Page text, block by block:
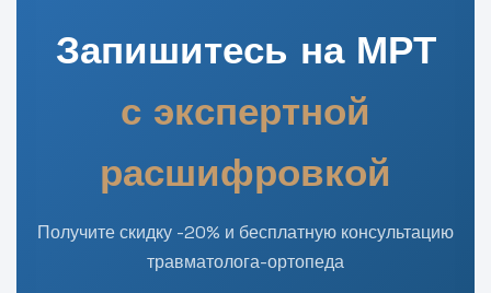
Запишитесь на МРТ
с экспертной
расшифровкой
Получите скидку -20% и бесплатную консультацию
травматолога-ортопеда